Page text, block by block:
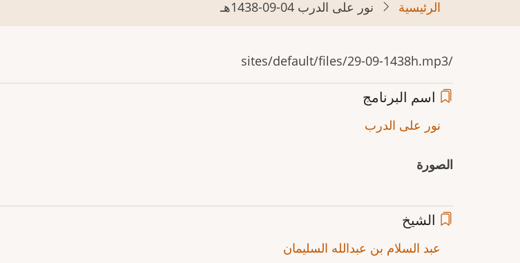
الرئيسية نور على الدرب 04-09-1438هـ
/sites/default/files/29-09-1438h.mp3
اسم البرنامج
نور على الدرب
الصورة
الشيخ
عبد السلام بن عبدالله السليمان